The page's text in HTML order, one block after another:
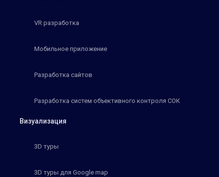
VR разработка
Мобильное приложение
Разработка сайтов
Разработка систем объективного контроля СОК
Визуализация
3D туры
3D туры для Google map